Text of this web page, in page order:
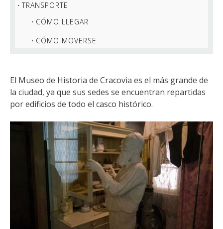
TRANSPORTE
CÓMO LLEGAR
CÓMO MOVERSE
El Museo de Historia de Cracovia es el más grande de
la ciudad, ya que sus sedes se encuentran repartidas
por edificios de todo el casco histórico.